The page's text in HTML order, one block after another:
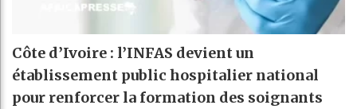
Côte d’Ivoire : l’INFAS devient un
établissement public hospitalier national
pour renforcer la formation des soignants